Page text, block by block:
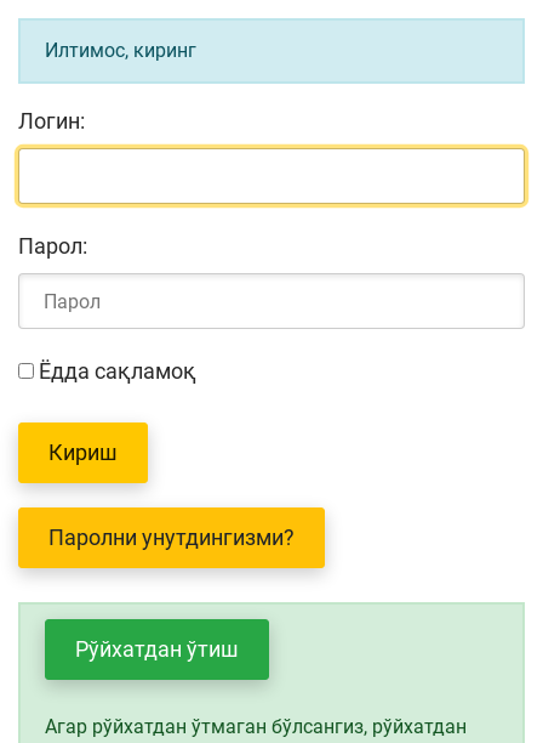
Илтимос, киринг
Логин:
Парол:
Ёдда сақламоқ
Паролни унутдингизми?
Рўйхатдан ўтиш
Агар рўйхатдан ўтмаган бўлсангиз, рўйхатдан